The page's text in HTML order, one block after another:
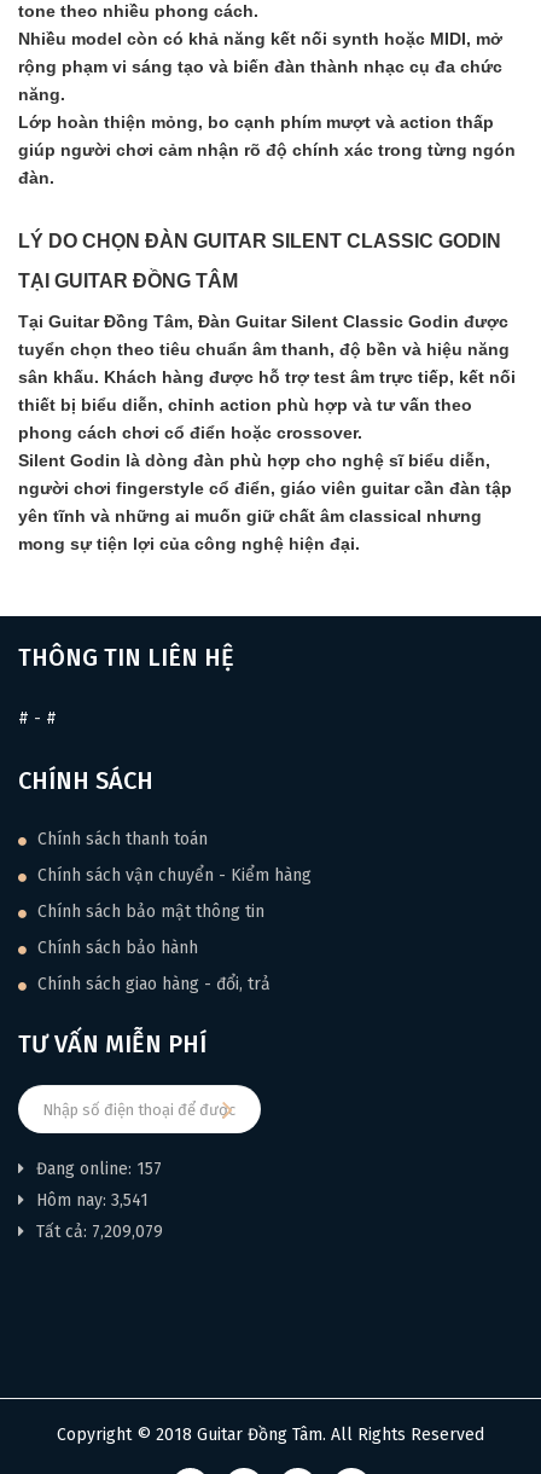
tone theo nhiều phong cách.
Nhiều model còn có khả năng kết nối synth hoặc MIDI, mở
rộng phạm vi sáng tạo và biến đàn thành nhạc cụ đa chức
năng.
Lớp hoàn thiện mỏng, bo cạnh phím mượt và action thấp
giúp người chơi cảm nhận rõ độ chính xác trong từng ngón
đàn.
LÝ DO CHỌN ĐÀN GUITAR SILENT CLASSIC GODIN
TẠI GUITAR ĐỒNG TÂM
Tại Guitar Đồng Tâm, Đàn Guitar Silent Classic Godin được
tuyển chọn theo tiêu chuẩn âm thanh, độ bền và hiệu năng
sân khấu. Khách hàng được hỗ trợ test âm trực tiếp, kết nối
thiết bị biểu diễn, chỉnh action phù hợp và tư vấn theo
phong cách chơi cổ điển hoặc crossover.
Silent Godin là dòng đàn phù hợp cho nghệ sĩ biểu diễn,
người chơi fingerstyle cổ điển, giáo viên guitar cần đàn tập
yên tĩnh và những ai muốn giữ chất âm classical nhưng
mong sự tiện lợi của công nghệ hiện đại.
THÔNG TIN LIÊN HỆ
# - #
CHÍNH SÁCH
Chính sách thanh toán
Chính sách vận chuyển - Kiểm hàng
Chính sách bảo mật thông tin
Chính sách bảo hành
Chính sách giao hàng - đổi, trả
TƯ VẤN MIỄN PHÍ
Đang online: 157
Hôm nay: 3,541
Tất cả: 7,209,079
Copyright © 2018 Guitar Đồng Tâm. All Rights Reserved